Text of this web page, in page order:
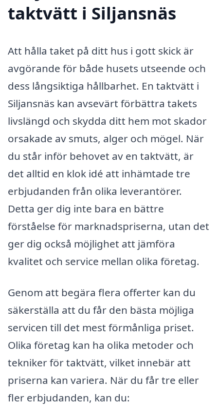
taktvätt i Siljansnäs
Att hålla taket på ditt hus i gott skick är
avgörande för både husets utseende och
dess långsiktiga hållbarhet. En taktvätt i
Siljansnäs kan avsevärt förbättra takets
livslängd och skydda ditt hem mot skador
orsakade av smuts, alger och mögel. När
du står inför behovet av en taktvätt, är
det alltid en klok idé att inhämtade tre
erbjudanden från olika leverantörer.
Detta ger dig inte bara en bättre
förståelse för marknadspriserna, utan det
ger dig också möjlighet att jämföra
kvalitet och service mellan olika företag.
Genom att begära flera offerter kan du
säkerställa att du får den bästa möjliga
servicen till det mest förmånliga priset.
Olika företag kan ha olika metoder och
tekniker för taktvätt, vilket innebär att
priserna kan variera. När du får tre eller
fler erbjudanden, kan du: